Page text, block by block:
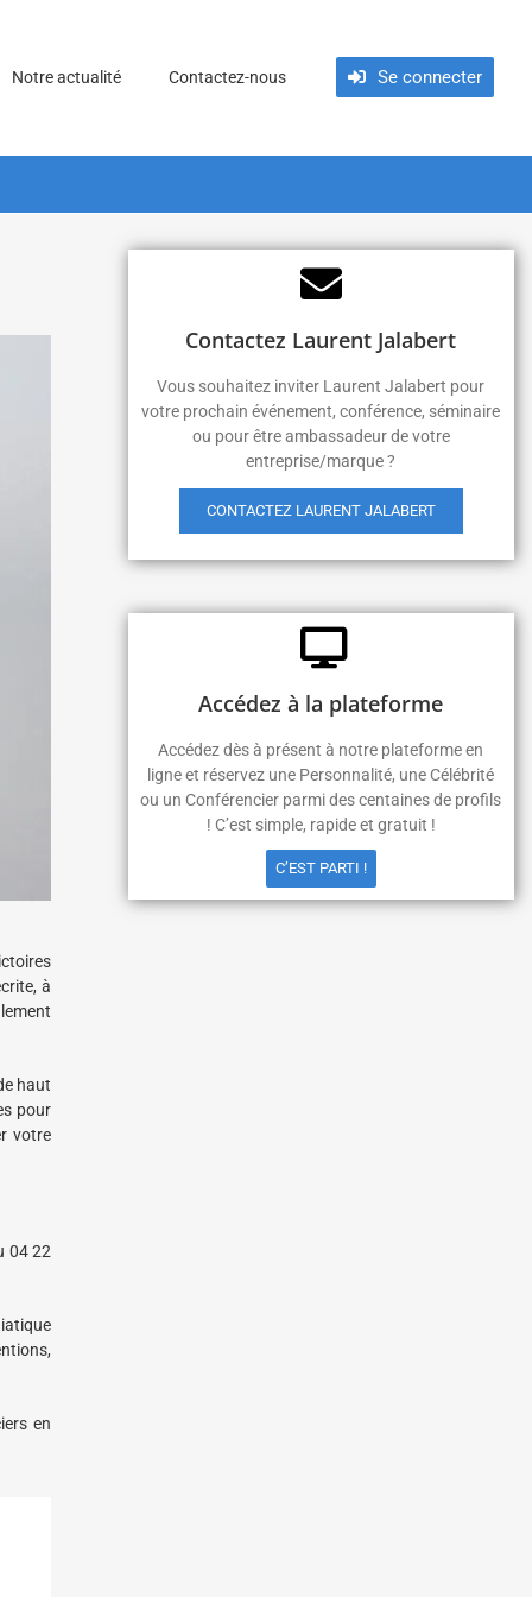
Notre actualité Contactez-nous Se connecter
à
haut
pour
votre
04 22
en
Contactez Laurent Jalabert
Vous souhaitez inviter Laurent Jalabert pour
votre prochain événement, conférence, séminaire
ou pour être ambassadeur de votre
entreprise/marque ?
CONTACTEZ LAURENT JALABERT
Accédez à la plateforme
Accédez dès à présent à notre plateforme en
ligne et réservez une Personnalité, une Célébrité
ou un Conférencier parmi des centaines de profils
! C’est simple, rapide et gratuit !
C’EST PARTI !